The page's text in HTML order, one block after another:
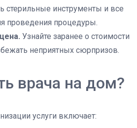
стерильные инструменты и все
проведения процедуры.
Узнайте заранее о стоимости
неприятных сюрпризов.
врача на дом?
услуги включает: